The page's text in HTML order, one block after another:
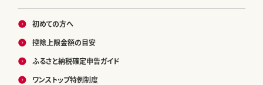
初めての方へ
控除上限金額の目安
ふるさと納税確定申告ガイド
ワンストップ特例制度